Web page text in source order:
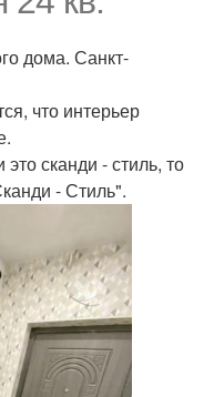
дома. Санкт-
что интерьер
сканди - стиль, то
- Стиль".